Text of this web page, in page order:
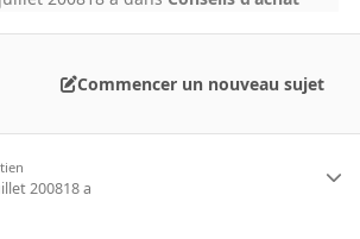
Commencer un nouveau sujet
200818 a